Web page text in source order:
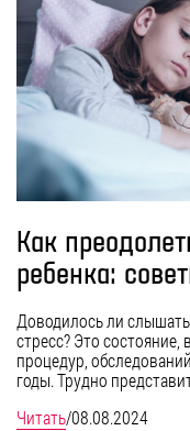
Как
ребенка:
Доводилось ли
стресс? Это
процедур,
годы. Трудно
Читать/08.08.2024